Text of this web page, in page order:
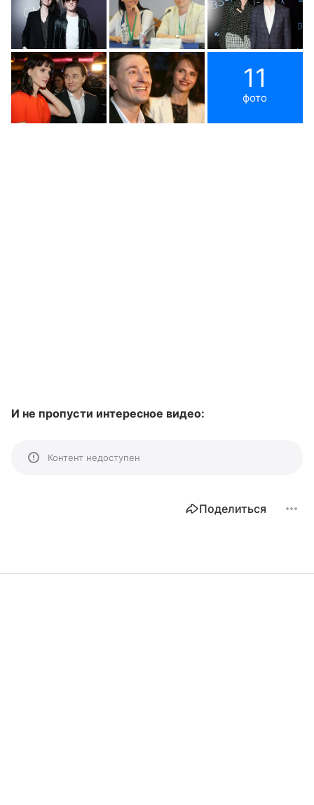
11
фото
И не пропусти интересное видео:
Контент недоступен
Поделиться